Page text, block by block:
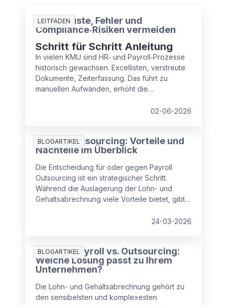
LEITFADEN
Zeitverluste, Fehler und
Compliance‑Risiken vermeiden
Schritt für Schritt Anleitung
In vielen KMU sind HR‑ und Payroll‑Prozesse
historisch gewachsen. Excellisten, verstreute
Dokumente, Zeiterfassung. Das führt zu
manuellen Aufwänden, erhöht die
Lesen Sie, wie Sie in drei Schritten strukturiert
02-06-2026
BLOGARTIKEL
Payroll Outsourcing: Vorteile und
Nachteile im Überblick
Die Entscheidung für oder gegen Payroll
Outsourcing ist ein strategischer Schritt.
Während die Auslagerung der Lohn- und
Gehaltsabrechnung viele Vorteile bietet, gibt
24-03-2026
BLOGARTIKEL
Inhouse Payroll vs. Outsourcing:
Welche Lösung passt zu Ihrem
Unternehmen?
Die Lohn- und Gehaltsabrechnung gehört zu
den sensibelsten und komplexesten